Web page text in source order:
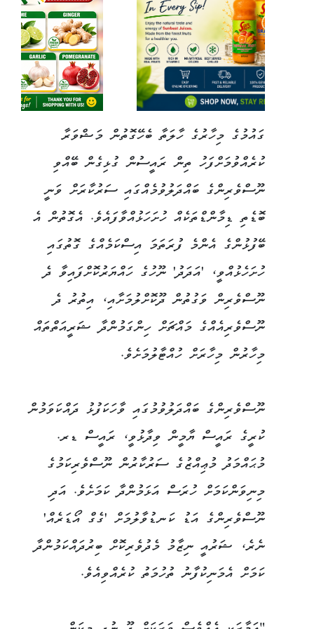
ގައުމުގެ މިހާރުގެ ހާލަތާ ބެހޭގޮތުން މަޝްވަރާ
ކުރެއްވުމަށްފަހު ތިން ރައީސުން ގުޅިގެން ބޭއްވި
ނޫސްވެރިންގެ ބައްދަލުވުމެއްގައި ސަރުކާރަށް ވަނީ
ބޮޑެތި ޑިމާންޑްތަކެއް ހުށަހަޅުއްވާފައެވެ. އެގޮތުން އެ
ބޭފުޅުންގެ އެންމެ ފުރަތަމަ އިސްކަމެއްގެ ގޮތުގައި
ހުށަހެޅުއްވީ، 'އަދަދު' ނޫހުގެ ހައްޔަރުކޮށްފައިވާ ދެ
ނޫސްވެރިން ވަގުތުން ދޫކޮށްލުމަށާއި، އިތުރު ދެ
ނޫސްވެރިއެއްގެ މައްޗަށް ހިންގަމުންދާ ޝަރީއަތްތައް
މިހާރުން މިހާރަށް ހުއްޓާލުމަށެވެ.
ނޫސްވެރިންގެ ބައްދަލުވުމުގައި ވާހަކަފުޅު ދައްކަވަމުން
ކުރީގެ ރައީސް ޔާމީން ވިދާޅުވީ، ރައީސް ޑރ.
މުޙައްމަދު މުޢިއްޒުގެ ސަރުކާރުން ނޫސްވެރިކަމުގެ
މިނިވަންކަމަށް ހުރަސް އަޅަމުންދާ ކަމަށެވެ. އަދި
ނޫސްވެރިންގެ އަޑު ކަނޑުވާލުމަށް 'ގެގް އޯޑަރެއް'
ނެރެ، ޝަރުއީ ނިޒާމު މެދުވެރިކޮށް ބިރުދައްކަމުންދާ
ކަމަށް އެމަނިކުފާނު ތުހުމަތު ކުރެއްވިއެވެ.